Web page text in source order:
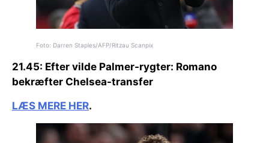
Foto: Darren Staples/AFP/Ritzau Scanpix
21.45: Efter vilde Palmer-rygter: Romano
bekræfter Chelsea-transfer
LÆS MERE HER.